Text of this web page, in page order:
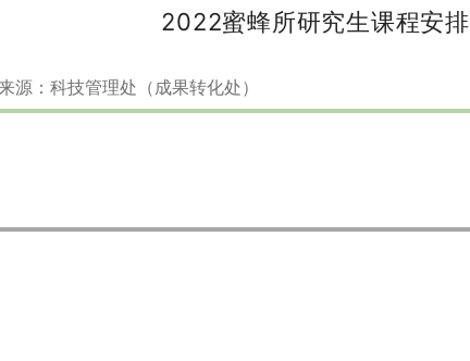
2022蜜蜂所研究生课程安排
：科技管理处（成果转化处）